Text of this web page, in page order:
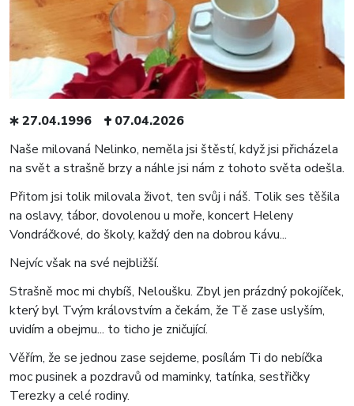
27.04.1996
07.04.2026
Naše milovaná Nelinko, neměla jsi štěstí, když jsi přicházela
na svět a strašně brzy a náhle jsi nám z tohoto světa odešla.
Přitom jsi tolik milovala život, ten svůj i náš. Tolik ses těšila
na oslavy, tábor, dovolenou u moře, koncert Heleny
Vondráčkové, do školy, každý den na dobrou kávu...
Nejvíc však na své nejbližší.
Strašně moc mi chybíš, Neloušku. Zbyl jen prázdný pokojíček,
který byl Tvým královstvím a čekám, že Tě zase uslyším,
uvidím a obejmu... to ticho je zničující.
Věřím, že se jednou zase sejdeme, posílám Ti do nebíčka
moc pusinek a pozdravů od maminky, tatínka, sestřičky
Terezky a celé rodiny.